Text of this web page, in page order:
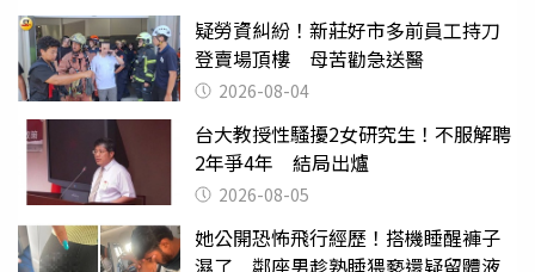
疑勞資糾紛！新莊好市多前員工持刀
登賣場頂樓 母苦勸急送醫
2026-08-04
台大教授性騷擾2女研究生！不服解聘
2年爭4年 結局出爐
2026-08-05
她公開恐怖飛行經歷！搭機睡醒褲子
濕了 鄰座男趁熟睡猥褻還疑留體液